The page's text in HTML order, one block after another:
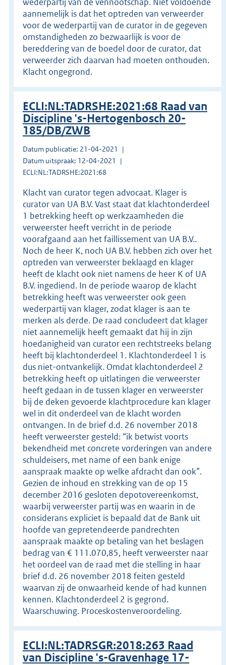
aannemelijk is dat het optreden van verweerder
voor de wederpartij van de curator in de gegeven
omstandigheden zo bezwaarlijk is voor de
bereddering van de boedel door de curator, dat
verweerder zich daarvan had moeten onthouden.
Klacht ongegrond.
ECLI:NL:TADRSHE:2021:68 Raad van
Discipline 's-Hertogenbosch 20-
185/DB/ZWB
Datum publicatie: 21-04-2021
Datum uitspraak: 12-04-2021
ECLI:NL:TADRSHE:2021:68
Klacht van curator tegen advocaat. Klager is
curator van UA B.V. Vast staat dat klachtonderdeel
1 betrekking heeft op werkzaamheden die
verweerster heeft verricht in de periode
voorafgaand aan het faillissement van UA B.V..
Noch de heer K, noch UA B.V. hebben zich over het
optreden van verweerster beklaagd en klager
heeft de klacht ook niet namens de heer K of UA
B.V. ingediend. In de periode waarop de klacht
betrekking heeft was verweerster ook geen
wederpartij van klager, zodat klager is aan te
merken als derde. De raad concludeert dat klager
niet aannemelijk heeft gemaakt dat hij in zijn
hoedanigheid van curator een rechtstreeks belang
heeft bij klachtonderdeel 1. Klachtonderdeel 1 is
dus niet-ontvankelijk. Omdat klachtonderdeel 2
betrekking heeft op uitlatingen die verweerster
heeft gedaan in de tussen klager en verweerster
bij de deken gevoerde klachtprocedure kan klager
wel in dit onderdeel van de klacht worden
ontvangen. In de brief d.d. 26 november 2018
heeft verweerster gesteld: “ik betwist voorts
bekendheid met concrete vorderingen van andere
schuldeisers, met name of een bank enige
aanspraak maakte op welke afdracht dan ook”.
Gezien de inhoud en strekking van de op 15
december 2016 gesloten depotovereenkomst,
waarbij verweerster partij was en waarin in de
considerans expliciet is bepaald dat de Bank uit
hoofde van gepretendeerde pandrechten
aanspraak maakte op betaling van het beslagen
bedrag van € 111.070,85, heeft verweerster naar
het oordeel van de raad met die stelling in haar
brief d.d. 26 november 2018 feiten gesteld
waarvan zij de onwaarheid kende of had kunnen
kennen. Klachtonderdeel 2 is gegrond.
Waarschuwing. Proceskostenveroordeling.
ECLI:NL:TADRSGR:2018:263 Raad
van Discipline 's-Gravenhage 17-